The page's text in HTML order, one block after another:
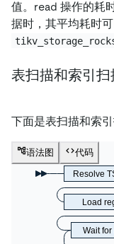
值。read 操作的耗
据时，其平均耗时
表扫描和索引
下面是表扫描和索
语法图 代码
Resolve
Load
Wait